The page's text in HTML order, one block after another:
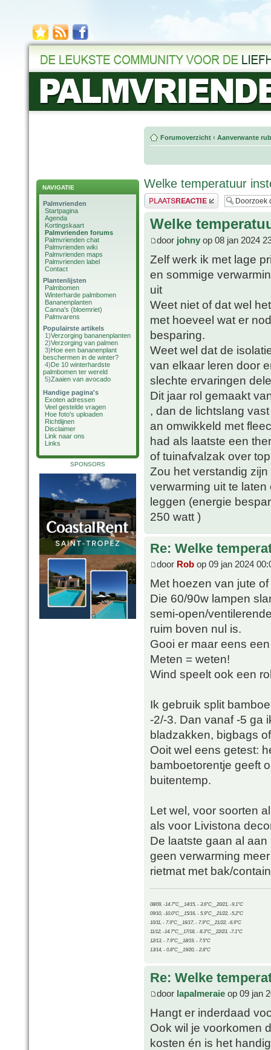
NAVIGATIE
Palmvrienden
Startpagina
Agenda
Kortingskaart
Palmvrienden forums
Palmvrienden chat
Palmvrienden wiki
Palmvrienden maps
Palmvrienden label
Contact
Plantenlijsten
Palmbomen
Winterharde palmbomen
Bananenplanten
Canna's (bloemriet)
Palmvarens
Populairste artikels
1)Verzorging bananenplanten
2)Verzorging van palmen
3)Hoe een bananenplant
beschermen in de winter?
4)De 10 winterhardste
palmbomen ter wereld
5)Zaaien van avocado
Handige pagina's
Exoten adressen
Veel gestelde vragen
Hoe foto's uploaden
Richtlijnen
Disclaimer
Link naar ons
Links
SPONSORS
Forumoverzicht ‹ Aanverwante
Welke temperatuur
Plaats een reactie
Welke
door johny op 08 jan 2024
Zelf werk ik met lage
en sommige
uit
Weet niet of dat wel
met hoeveel wat er
besparing.
Weet wel dat de
van elkaar leren door
slechte ervaringen
Dit jaar rol gemaakt
, dan de lichtslang
an omwikkeld met
had als laatste een
of tuinafvalzak over
Zou het verstandig
verwarming uit te
leggen (energie
250 watt )
Re: Welke
door Rob op 09 jan 2024
Met hoezen van jute
Die 60/90w lampen
semi-open/
ruim boven nul is.
Gooi er maar eens
Meten = weten!
Wind speelt ook een
Ik gebruik split
-2/-3. Dan vanaf -5 ga
bladzakken, bigbags
Ooit wel eens getest:
bamboetorentje geeft
buitentemp.
Let wel, voor soorten
als voor Livistona
De laatste gaan al
geen verwarming
rietmat met bak/
08/09, -14.7°C__14/15, - 3.6°C__20/21, -9.1°C
09/10, -10.0°C__15/16, - 5.9°C__21/22, -5.2°C
10/11, - 7.9°C__16/17, - 7.9°C__21/22, -6.9°C
11/12, -14.7°C__17/18, - 8.3°C__22/23, -7.1°C
12/13, - 7.9°C__18/19, - 7.5°C
13/14, - 0.8°C__19/20, - 2.8°C
Re: Welke
door lapalmeraie op 09 jan
Hangt er inderdaad
Ook wil je voorkomen
kosten én is het